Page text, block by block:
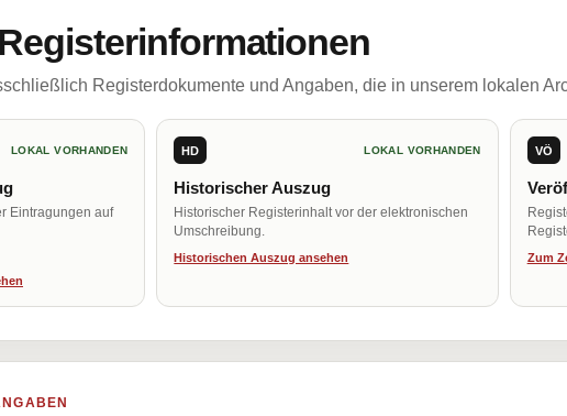
Registerdokumente und Angaben, die in unserem lokalen
LOKAL VORHANDEN
Eintragungen auf
HD LOKAL VORHANDEN
Historischer Auszug
Historischer Registerinhalt vor der elektronischen
Umschreibung.
Historischen Auszug ansehen
VÖ
Zum